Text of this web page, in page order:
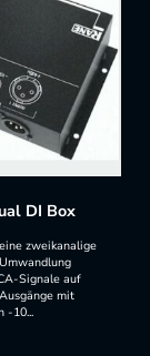
DI Box
zweikanalige
Signale auf
mit
-10...